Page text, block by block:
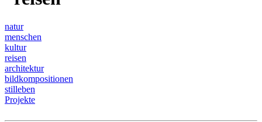
natur
menschen
kultur
reisen
architektur
bildkompositionen
stilleben
Projekte